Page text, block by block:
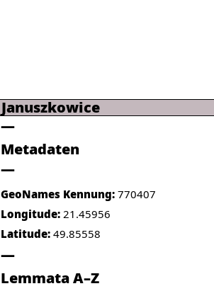
Januszkowice
Metadaten
GeoNames Kennung: 770407
Longitude: 21.45956
Latitude: 49.85558
Lemmata A–Z